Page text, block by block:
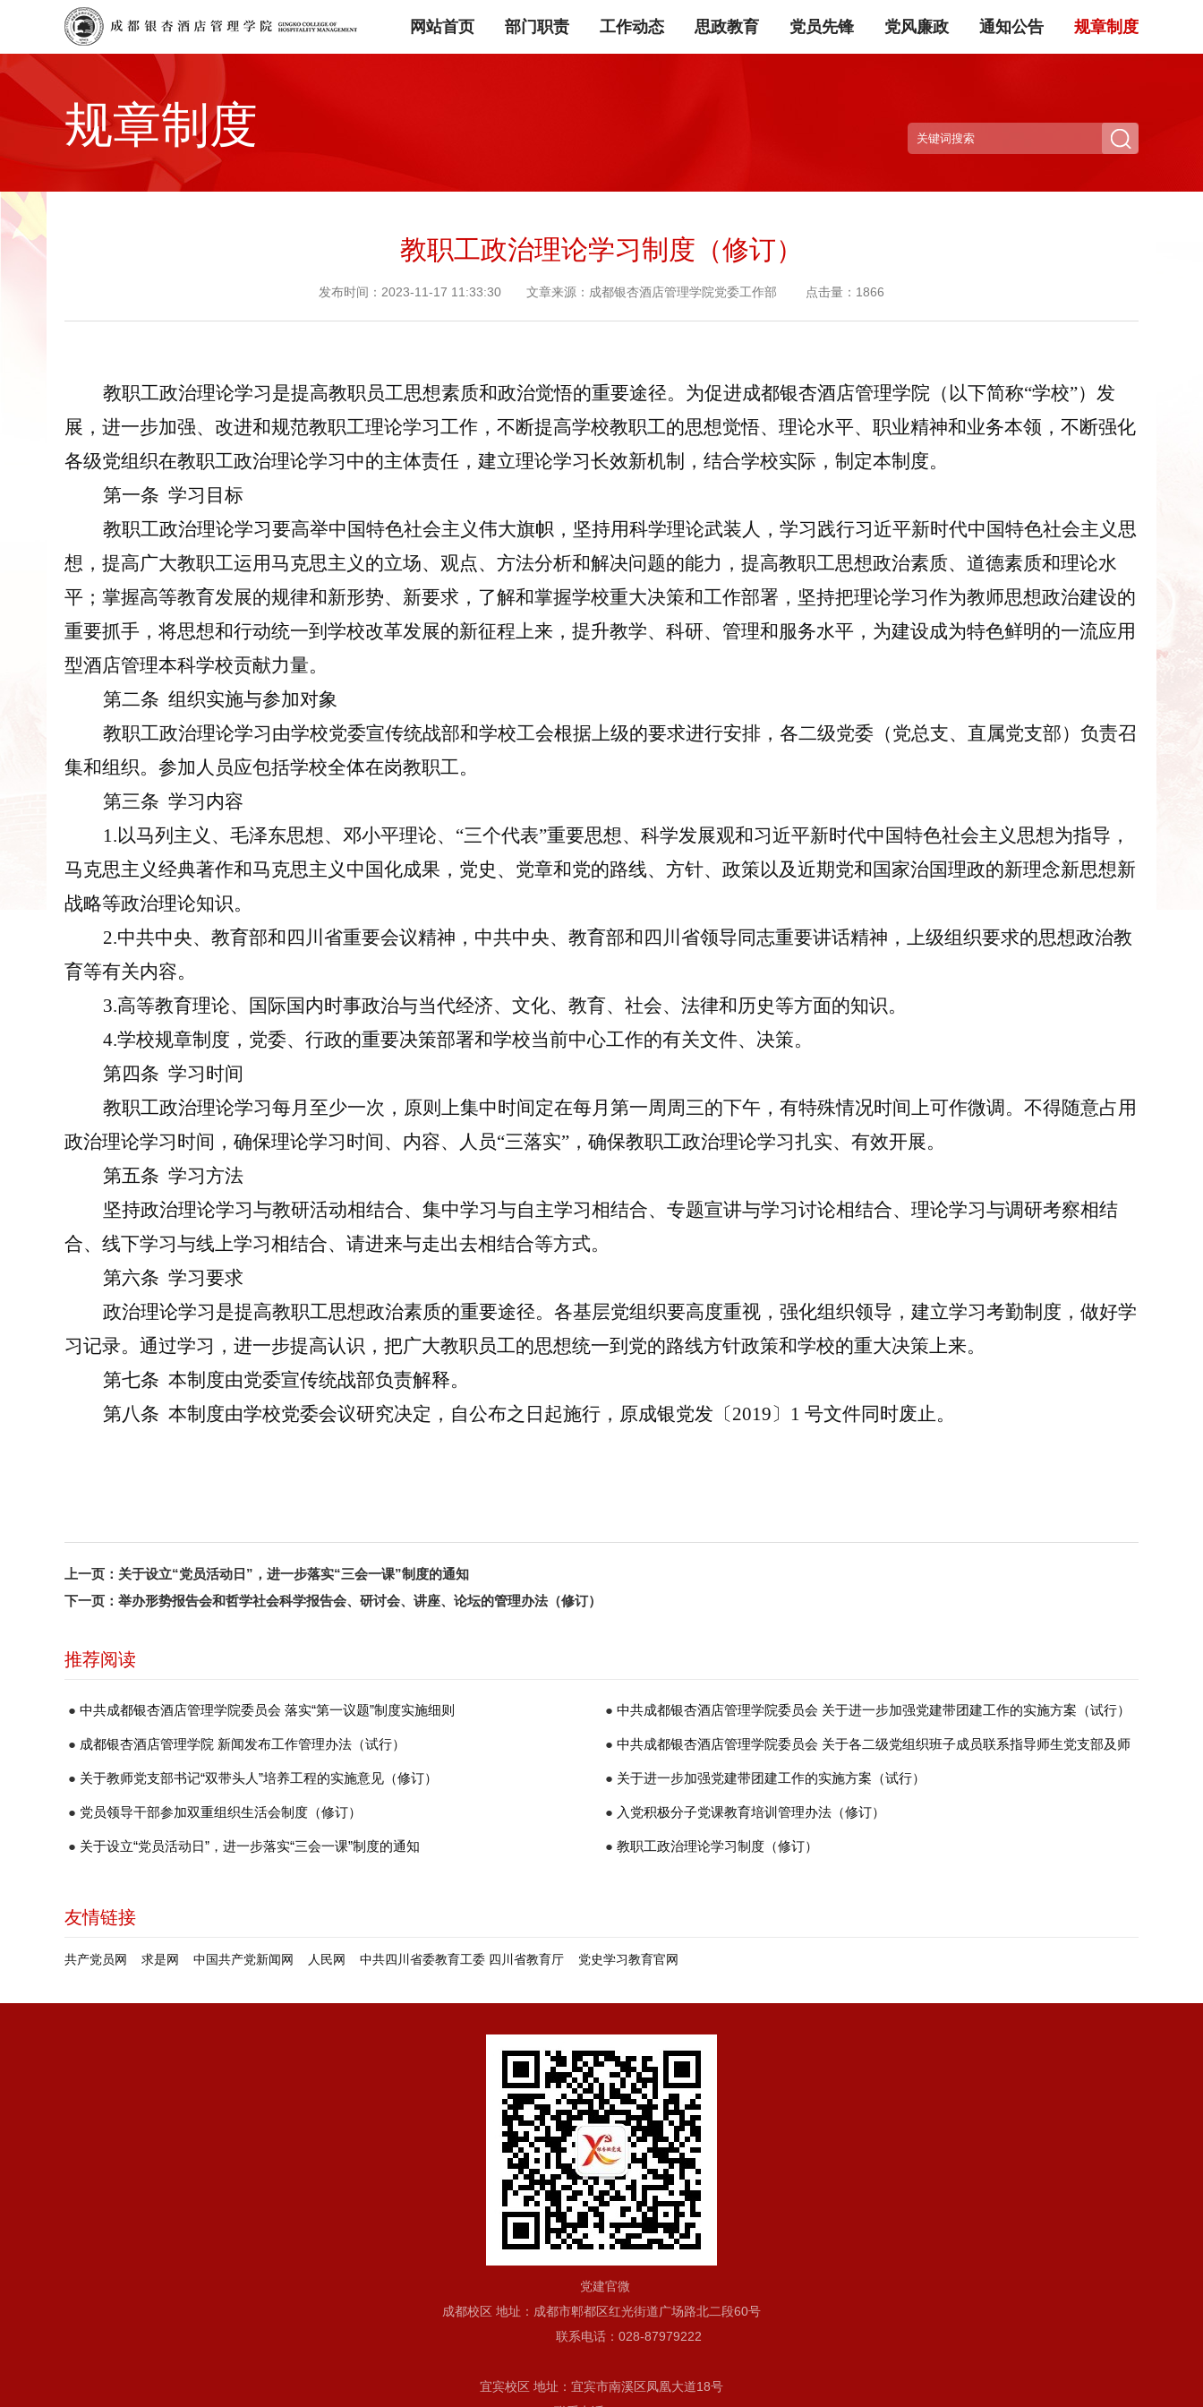
网站首页 部门职责 工作动态 思政教育 党员先锋 党风廉政 通知公告 规章制度
规章制度
教职工政治理论学习制度（修订）
发布时间：2023-11-17 11:33:30 文章来源：成都银杏酒店管理学院党委工作部 点击量：1866
教职工政治理论学习是提高教职员工思想素质和政治觉悟的重要途径。为促进成都银杏酒店管理学院（ 以下简称“学校”） 发
展，进一步加强、改进和规范教职工理论学习工作，不断提高学校教职工的思想觉悟、理论水平、职业精神和业务本领，不断强化
各级党组织在教职工政治理论学习中的主体责任，建立理论学习长效新机制，结合学校实际，制定本制度。
第一条 学习目标
教职工政治理论学习要高举中国特色社会主义伟大旗帜，坚持用科学理论武装人，学习践行习近平新时代中国特色社会主义思
想，提高广大教职工运用马克思主义的立场、观点、方法分析和解决问题的能力，提高教职工思想政治素质、道德素质和理论水
平；掌握高等教育发展的规律和新形势、新要求，了解和掌握学校重大决策和工作部署，坚持把理论学习作为教师思想政治建设的
重要抓手，将思想和行动统一到学校改革发展的新征程上来，提升教学、科研、管理和服务水平， 为建设成为特色鲜明的一流应用
型酒店管理本科学校贡献力量。
第二条 组织实施与参加对象
教职工政治理论学习由学校党委宣传统战部和学校工会根据上级的要求进行安排，各二级党委（党总支、 直属党支部）负责召
集和组织。参加人员应包括学校全体在岗教职工。
第三条 学习内容
1.以马列主义、毛泽东思想、邓小平理论、“三个代表”重要思想、科学发展观和习近平新时代中国特色社会主义思想为指导 ，
马克思主义经典著作和马克思主义中国化成果，党史、党章和党的路线、方针、政策以及近期党和国家治国理政的新理念新思想新
战略等政治理论知识。
2.中共中央、教育部和四川省重要会议精神， 中共中央、教育部和四川省领导同志重要讲话精神 ， 上级组织要求的思想政治教
育等有关内容。
3.高等教育理论、国际国内时事政治与当代经济、文化、教育、社会、法律和历史等方面的知识。
4.学校规章制度， 党委、 行政的重要决策部署和学校当前中心工作的有关文件、 决策。
第四条 学习时间
教职工政治理论学习每月至少一次， 原则上集中时间定在每月第一周周三的下午 ， 有特殊情况时间上可作微调 。 不得随意占用
政治理论学习时间，确保理论学习时间、内容、人员“三落实” ， 确保教职工政治理论学习扎实、有效开展。
第五条 学习方法
坚持政治理论学习与教研活动相结合、集中学习与自主学习相结合、专题宣讲与学习讨论相结合、理论学习与调研考察相结
合、线下学习与线上学习相结合、请进来与走出去相结合等方式。
第六条 学习要求
政治理论学习是提高教职工思想政治素质的重要途径。各基层党组织要高度重视，强化组织领导，建立学习考勤制度，做好学
习记录。通过学习，进一步提高认识，把广大教职员工的思想统一到党的路线方针政策和学校的重大决策上来。
第七条 本制度由党委宣传统战部负责解释。
第八条 本制度由学校党委会议研究决定，自公布之日起施行 ， 原成银党发〔2019〕1 号文件同时废止。
上一页： 关于设立“党员活动日”，进一步落实“三会一课”制度的通知
下一页： 举办形势报告会和哲学社会科学报告会、研讨会、讲座、论坛的管理办法（修订）
推荐阅读
● 中共成都银杏酒店管理学院委员会 落实“第一议题”制度实施细则 ● 中共成都银杏酒店管理学院委员会 关于进一步加强党建带团建工作的实施方案（试行）
● 成都银杏酒店管理学院 新闻发布工作管理办法（试行） ● 中共成都银杏酒店管理学院委员会 关于各二级党组织班子成员联系指导师生党支部及师
生工作制度（修订）
● 关于教师党支部书记“双带头人”培养工程的实施意见（修订） ● 关于进一步加强党建带团建工作的实施方案（试行）
● 党员领导干部参加双重组织生活会制度（修订） ● 入党积极分子党课教育培训管理办法（修订）
● 关于设立“党员活动日”，进一步落实“三会一课”制度的通知 ● 教职工政治理论学习制度（修订）
友情链接
共产党员网 求是网 中国共产党新闻网 人民网 中共四川省委教育工委 四川省教育厅 党史学习教育官网
党建官微
成都校区 地址：成都市郫都区红光街道广场路北二段60号
联系电话：028-87979222
宜宾校区 地址：宜宾市南溪区凤凰大道18号